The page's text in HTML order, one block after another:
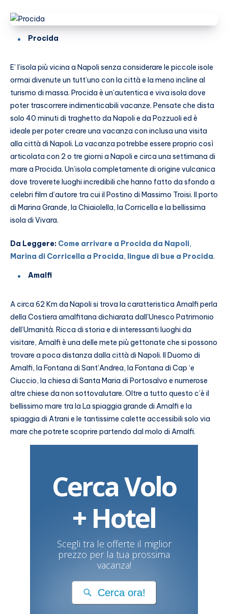
Procida
E’ l’isola più vicina a Napoli senza considerare le piccole isole
ormai divenute un tutt’uno con la città e la meno incline al
turismo di massa. Procida è un’autentica e viva isola dove
poter trascorrere indimenticabili vacanze. Pensate che dista
solo 40 minuti di traghetto da Napoli e da Pozzuoli ed è
ideale per poter creare una vacanza con inclusa una visita
alla città di Napoli. La vacanza potrebbe essere proprio così
articolata con 2 o tre giorni a Napoli e circa una settimana di
mare a Procida. Un’isola completamente di origine vulcanica
dove troverete luoghi incredibili che hanno fatto da sfondo a
celebri film d’autore tra cui il Postino di Massimo Troisi. Il porto
di Marina Grande, la Chiaiolella, la Corricella e la bellissima
isola di Vivara.
Da Leggere: Come arrivare a Procida da Napoli,
Marina di Corricella a Procida, lingue di bue a Procida.
Amalfi
A circa 62 Km da Napoli si trova la caratteristica Amalfi perla
della Costiera amalfitana dichiarata dall’Unesco Patrimonio
dell’Umanità. Ricca di storia e di interessanti luoghi da
visitare, Amalfi è una delle mete più gettonate che si possono
trovare a poca distanza dalla città di Napoli. Il Duomo di
Amalfi, la Fontana di Sant’Andrea, la Fontana di Cap ‘e
Ciuccio, la chiesa di Santa Maria di Portosalvo e numerose
altre chiese da non sottovalutare. Oltre a tutto questo c’è il
bellissimo mare tra la La spiaggia grande di Amalfi e la
spiaggia di Atrani e le tantissime calette accessibili solo via
mare che potrete scoprire partendo dal molo di Amalfi.
Cerca Volo
+ Hotel
Scegli tra le offerte il miglior
prezzo per la tua prossima
vacanza!
Cerca ora!